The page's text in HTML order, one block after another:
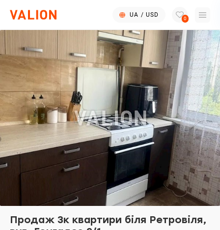
UA / USD
0
Продаж 3к квартири біля Ретровіля,